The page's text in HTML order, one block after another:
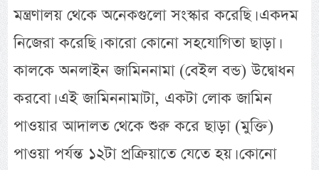
মন্ত্রণালয় থেকে অনেকগুলো সংস্কার করেছি। একদম
নিজেরা করেছি। কারো কোনো সহযোগিতা ছাড়া।
কালকে অনলাইন জামিননামা (বেইল বন্ড) উদ্বোধন
করবো। এই জামিননামাটা, একটা লোক জামিন
পাওয়ার আদালত থেকে শুরু করে ছাড়া (মুক্তি)
পাওয়া পর্যন্ত ১২টা প্রক্রিয়াতে যেতে হয়। কোনো